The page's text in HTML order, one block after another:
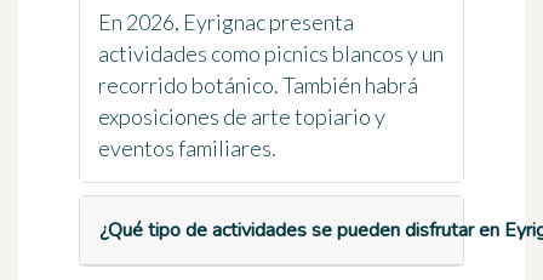
En 2026, Eyrignac presenta
actividades como picnics blancos y un
recorrido botánico. También habrá
exposiciones de arte topiario y
eventos familiares.
¿Qué tipo de actividades se pueden disfrutar en